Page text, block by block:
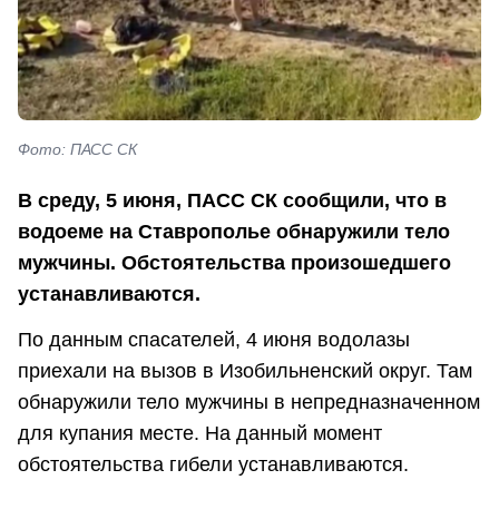
Фото: ПАСС СК
В среду, 5 июня, ПАСС СК сообщили, что в
водоеме на Ставрополье обнаружили тело
мужчины. Обстоятельства произошедшего
устанавливаются.
По данным спасателей, 4 июня водолазы
приехали на вызов в Изобильненский округ. Там
обнаружили тело мужчины в непредназначенном
для купания месте. На данный момент
обстоятельства гибели устанавливаются.